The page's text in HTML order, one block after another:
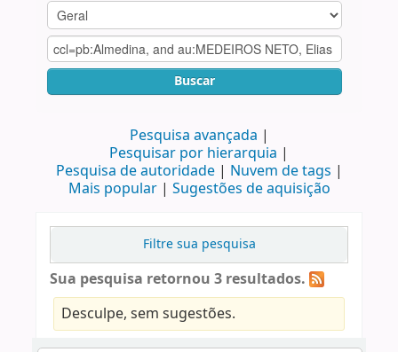
Buscar
Pesquisa avançada
Pesquisar por hierarquia
Pesquisa de autoridade
Nuvem de tags
Mais popular
Sugestões de aquisição
Filtre sua pesquisa
Sua pesquisa retornou 3 resultados.
Desculpe, sem sugestões.